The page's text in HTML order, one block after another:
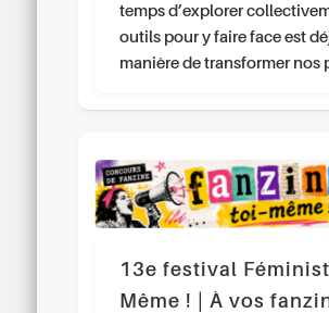
temps d’explorer
outils pour y faire face est
manière de transformer nos
13e festival
Même ! | À vos